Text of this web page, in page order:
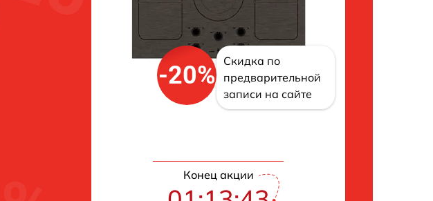
-20%
Скидка по
предварительной
записи на сайте
Конец акции